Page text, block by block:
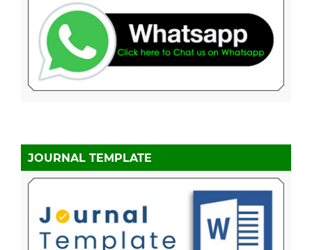
JOURNAL TEMPLATE